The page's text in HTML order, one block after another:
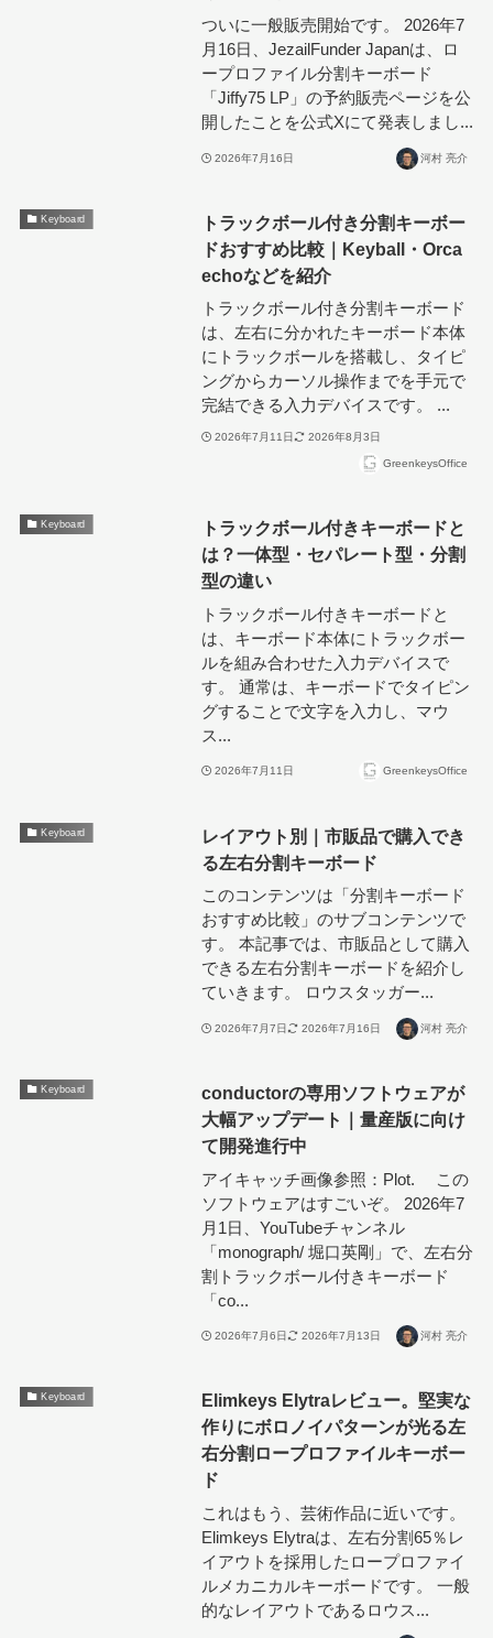
ついに一般販売開始です。 2026年7
月16日、JezailFunder Japanは、ロ
ープロファイル分割キーボード
「Jiffy75 LP」の予約販売ページを公
開したことを公式Xにて発表しまし...
2026年7月16日 河村 亮介
Keyboard
トラックボール付き分割キーボー
ドおすすめ比較｜Keyball・Orca
echoなどを紹介
トラックボール付き分割キーボード
は、左右に分かれたキーボード本体
にトラックボールを搭載し、タイピ
ングからカーソル操作までを手元で
完結できる入力デバイスです。 ...
2026年7月11日 2026年8月3日
GreenkeysOffice
Keyboard
トラックボール付きキーボードと
は？一体型・セパレート型・分割
型の違い
トラックボール付きキーボードと
は、キーボード本体にトラックボー
ルを組み合わせた入力デバイスで
す。 通常は、キーボードでタイピン
グすることで文字を入力し、マウ
ス...
2026年7月11日 GreenkeysOffice
Keyboard
レイアウト別｜市販品で購入でき
る左右分割キーボード
このコンテンツは「分割キーボード
おすすめ比較」のサブコンテンツで
す。 本記事では、市販品として購入
できる左右分割キーボードを紹介し
ていきます。 ロウスタッガー...
2026年7月7日 2026年7月16日 河村 亮介
Keyboard
conductorの専用ソフトウェアが
大幅アップデート｜量産版に向け
て開発進行中
アイキャッチ画像参照：Plot. この
ソフトウェアはすごいぞ。 2026年7
月1日、YouTubeチャンネル
「monograph/ 堀口英剛」で、左右分
割トラックボール付きキーボード
「co...
2026年7月6日 2026年7月13日 河村 亮介
Keyboard
Elimkeys Elytraレビュー。堅実な
作りにボロノイパターンが光る左
右分割ロープロファイルキーボー
ド
これはもう、芸術作品に近いです。
Elimkeys Elytraは、左右分割65％レ
イアウトを採用したロープロファイ
ルメカニカルキーボードです。 一般
的なレイアウトであるロウス...